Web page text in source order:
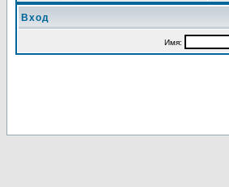
Вход
Имя: